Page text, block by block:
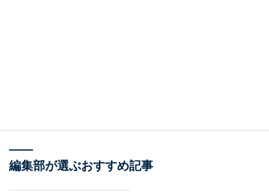
編集部が選ぶおすすめ記事